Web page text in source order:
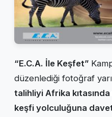
“E.C.A. İle Keşfet”
düzenlediği fotoğraf
talihliyi Afrika
keşfi yolculuğuna